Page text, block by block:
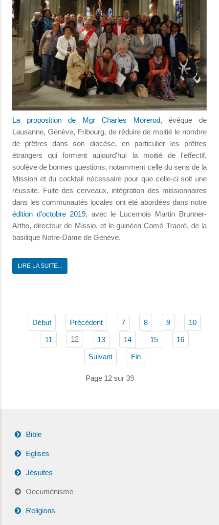
La proposition de Mgr Charles Morerod, évêque de
Lausanne, Genève, Fribourg, de réduire de moitié le nombre
de prêtres dans son diocèse, en particulier les prêtres
étrangers qui forment aujourd'hui la moitié de l'effectif,
soulève de bonnes questions, notamment celle du sens de la
Mission et du cocktail nécessaire pour que celle-ci soit une
réussite. Fuite des cerveaux, intégration des missionnaires
dans les communautés locales ont été abordées dans notre
édition d'octobre 2019, avec le Lucernois Martin Brunner-
Artho, directeur de Missio, et le guinéen Comé Traoré, de la
basilique Notre-Dame de Genève.
LIRE LA SUITE...
Début Précédent 7 8 9 10
11 12 13 14 15 16
Suivant Fin
Page 12 sur 39
Bible
Eglises
Jésuites
Oecuménisme
Religions